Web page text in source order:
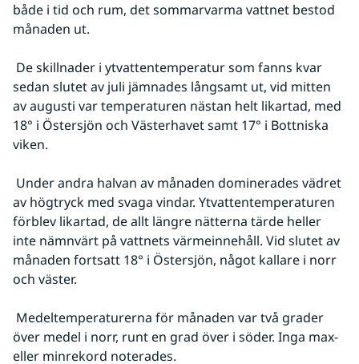
både i tid och rum, det sommarvarma vattnet bestod
månaden ut.
sedan slutet av juli jämnades långsamt ut, vid mitten
av augusti var temperaturen nästan helt likartad, med
18° i Östersjön och Västerhavet samt 17° i Bottniska
viken.
av högtryck med svaga vindar. Ytvattentemperaturen
förblev likartad, de allt längre nätterna tärde heller
inte nämnvärt på vattnets värmeinnehåll. Vid slutet av
månaden fortsatt 18° i Östersjön, något kallare i norr
och väster.
över medel i norr, runt en grad över i söder. Inga max-
eller minrekord noterades.